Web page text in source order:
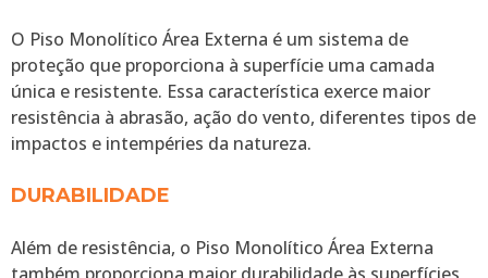
O Piso Monolítico Área Externa é um sistema de
proteção que proporciona à superfície uma camada
única e resistente. Essa característica exerce maior
resistência à abrasão, ação do vento, diferentes tipos de
impactos e intempéries da natureza.
DURABILIDADE
Além de resistência, o Piso Monolítico Área Externa
também proporciona maior durabilidade às superfícies